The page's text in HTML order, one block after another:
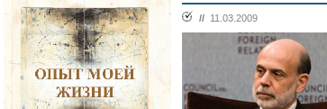
// 11.03.2009